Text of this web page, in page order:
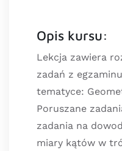
Opis kursu:
Lekcja zawiera
zadań z
tematyce:
Poruszane
zadania na
miary kątów w